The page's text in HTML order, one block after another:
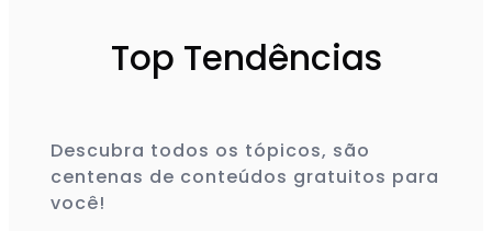
Top Tendências
Descubra todos os tópicos, são
centenas de conteúdos gratuitos para
você!